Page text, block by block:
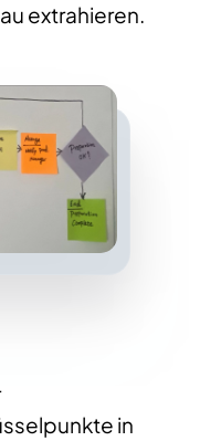
extrahieren.​
in